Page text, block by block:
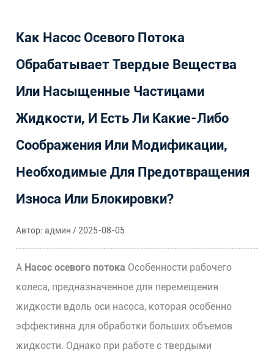
Как Насос Осевого Потока
Обрабатывает Твердые Вещества
Или Насыщенные Частицами
Жидкости, И Есть Ли Какие-Либо
Соображения Или Модификации,
Необходимые Для Предотвращения
Износа Или Блокировки?
Автор: админ / 2025-08-05
А Насос осевого потока Особенности рабочего
колеса, предназначенное для перемещения
жидкости вдоль оси насоса, которая особенно
эффективна для обработки больших объемов
жидкости. Однако при работе с твердыми